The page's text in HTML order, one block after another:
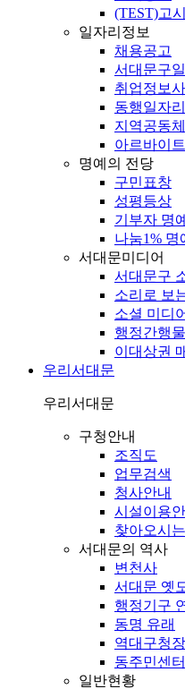
(TEST)고
일자리정보
채용공고
서대문구
취업정보
동행일자
지역공동
아르바이
명예의 전당
구민표창
성평등상
기부자 명
나눔1% 명
서대문미디어
서대문구
소리로 보
소셜 미디
행정간행물
이대상권
우리서대문
우리서대문
구청안내
조직도
업무검색
청사안내
시설이용
찾아오시
서대문의 역사
변천사
서대문 옛
행정기구
동명 유래
역대구청장
동주민센
일반현황